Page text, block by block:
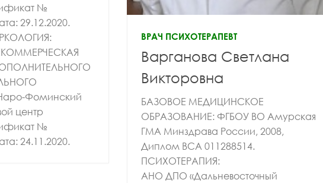
№
29.12.2020.
Фоминский
центр
№
24.11.2020.
ВРАЧ ПСИХОТЕРАПЕВТ
Варганова Светлана
Викторовна
БАЗОВОЕ МЕДИЦИНСКОЕ
ОБРАЗОВАНИЕ: ФГБОУ ВО Амурская
ГМА Минздрава России, 2008,
Диплом ВСА 011288514.
ПСИХОТЕРАПИЯ:
АНО ДПО «Дальневосточный
ВРАЧ ЛФК И СПОРТИВНОЙ МЕДИЦИНЫ
ВРАЧ ФИЗИОТЕРАПЕВТ
КАНДИДАТ МЕДИЦИНСКИХ НАУК
Алатарцева Светлана
Александровна
КАНДИДАТ МЕДИЦИНСКИХ НАУК
Макарова Ася